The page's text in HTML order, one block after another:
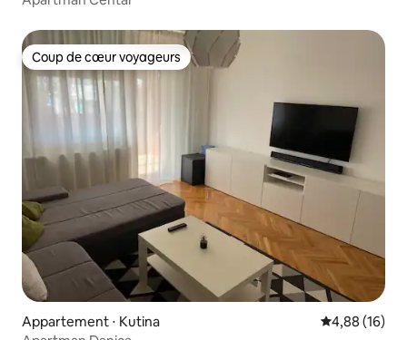
Coup de cœur voyageurs
Coup de cœur voyageurs
Appartement ⋅ Kutina Évaluation
4,88 (16)